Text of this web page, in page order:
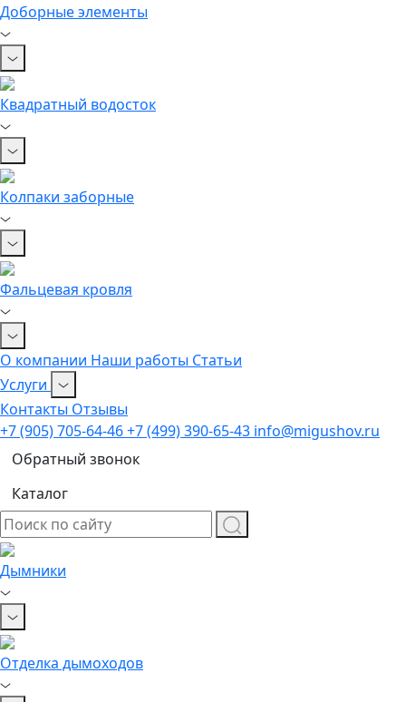
Доборные элементы
Квадратный водосток
Колпаки заборные
Фальцевая кровля
О компании Наши работы Статьи
Услуги
Контакты Отзывы
+7 (905) 705-64-46+7 (499) 390-65-43 info@migushov.ru
Обратный звонок
Каталог
Дымники
Отделка дымоходов